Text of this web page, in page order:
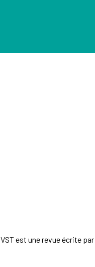
VST est une revue écrite